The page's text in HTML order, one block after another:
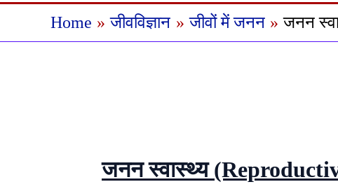
Home जीवविज्ञान जीवों में जनन जनन
जनन स्वास्थ्य